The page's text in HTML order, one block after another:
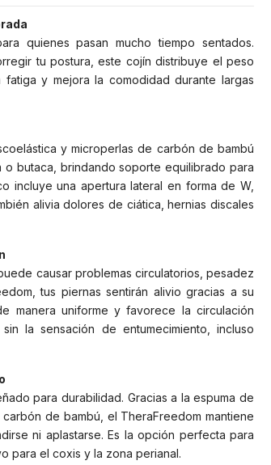
quienes pasan mucho tiempo sentados.
tu postura, este cojín distribuye el peso
y mejora la comodidad durante largas
y microperlas de carbón de bambú
butaca, brindando soporte equilibrado para
incluye una apertura lateral en forma de W,
alivia dolores de ciática, hernias discales
causar problemas circulatorios, pesadez
tus piernas sentirán alivio gracias a su
manera uniforme y favorece la circulación
la sensación de entumecimiento, incluso
para durabilidad. Gracias a la espuma de
de bambú, el TheraFreedom mantiene
ni aplastarse. Es la opción perfecta para
para el coxis y la zona perianal.